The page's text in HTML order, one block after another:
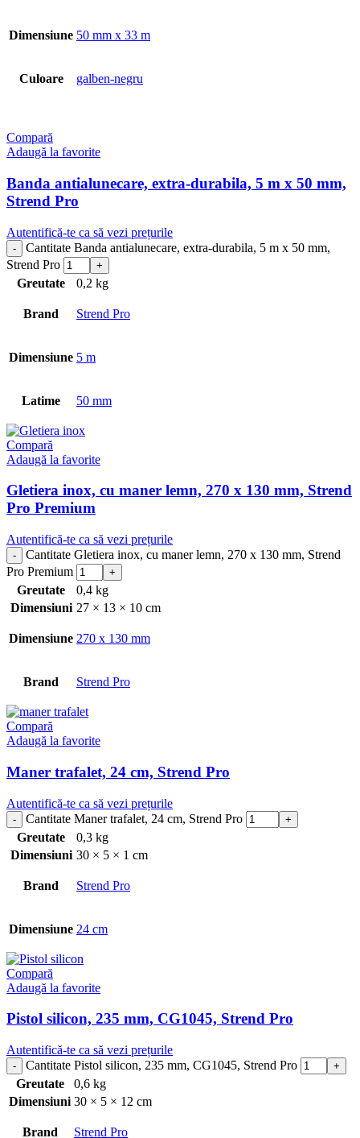
Dimensiune 50 mm x 33 m
Culoare galben-negru
Compară
Adaugă la favorite
Banda antialunecare, extra-durabila, 5 m x 50 mm,
Strend Pro
Autentifică-te ca să vezi prețurile
Cantitate Banda antialunecare, extra-durabila, 5 m x 50 mm,
Strend Pro
Greutate
0,2 kg
Brand Strend Pro
Dimensiune 5 m
Latime 50 mm
Compară
Adaugă la favorite
Gletiera inox, cu maner lemn, 270 x 130 mm, Strend
Pro Premium
Autentifică-te ca să vezi prețurile
Cantitate Gletiera inox, cu maner lemn, 270 x 130 mm, Strend
Pro Premium
Greutate
0,4 kg
Dimensiuni 27 × 13 × 10 cm
Dimensiune 270 x 130 mm
Brand Strend Pro
Compară
Adaugă la favorite
Maner trafalet, 24 cm, Strend Pro
Autentifică-te ca să vezi prețurile
Cantitate Maner trafalet, 24 cm, Strend Pro
Greutate
0,3 kg
Dimensiuni 30 × 5 × 1 cm
Brand Strend Pro
Dimensiune 24 cm
Compară
Adaugă la favorite
Pistol silicon, 235 mm, CG1045, Strend Pro
Autentifică-te ca să vezi prețurile
Cantitate Pistol silicon, 235 mm, CG1045, Strend Pro
Greutate
0,6 kg
Dimensiuni 30 × 5 × 12 cm
Brand Strend Pro